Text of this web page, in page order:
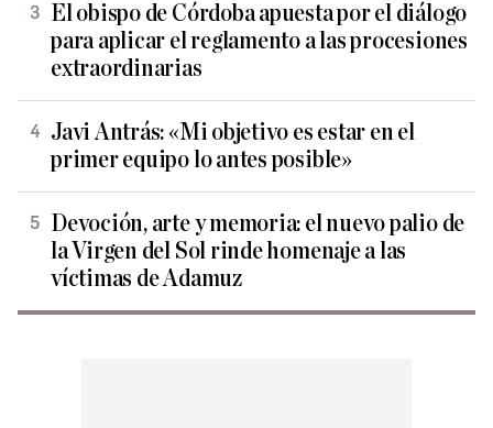
El obispo de Córdoba apuesta por el diálogo
para aplicar el reglamento a las procesiones
extraordinarias
Javi Antrás: «Mi objetivo es estar en el
primer equipo lo antes posible»
Devoción, arte y memoria: el nuevo palio de
la Virgen del Sol rinde homenaje a las
víctimas de Adamuz